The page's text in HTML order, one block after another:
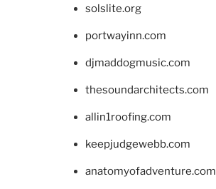
solslite.org
portwayinn.com
djmaddogmusic.com
thesoundarchitects.com
allin1roofing.com
keepjudgewebb.com
anatomyofadventure.com